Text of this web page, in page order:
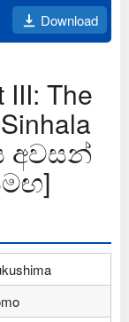
Download
III: The
අවසන්